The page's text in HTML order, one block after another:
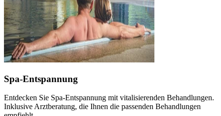
Spa-Entspannung
Entdecken Sie Spa-Entspannung mit vitalisierenden Behandlungen.
Inklusive Arztberatung, die Ihnen die passenden Behandlungen